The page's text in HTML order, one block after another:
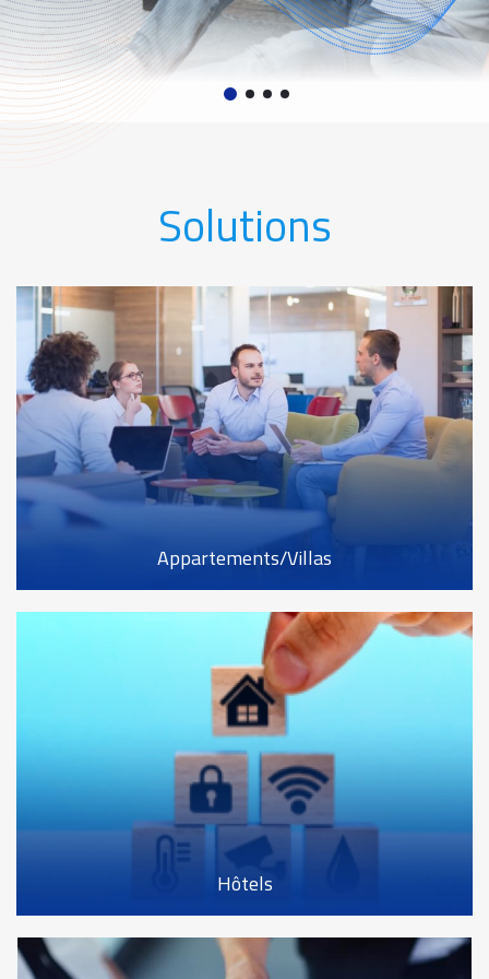
Appartements/Villas
Hôtels
Solutions